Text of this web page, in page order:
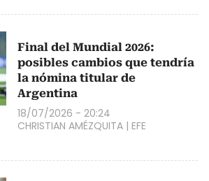
Final del Mundial 2026:
posibles cambios que tendría
la nómina titular de
Argentina
18/07/2026 - 20:24
CHRISTIAN AMÉZQUITA | EFE